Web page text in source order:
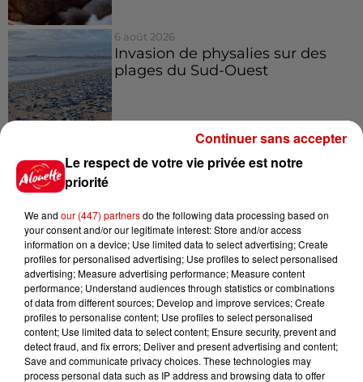
6 août 2026
Invasion de physalies sur des
plages du Sud-Ouest
À LA UNE : affaire Manon
Jeux Voir plus
Gagnez vos places pour le
Festival du Roi Arthur 2026 !
Le respect de votre vie privée est notre
priorité
We and our (447) partnersdo the following data processing based on
your consent and/or our legitimate interest: Store and/or access
information on a device; Use limited data to select advertising; Create
profiles for personalised advertising; Use profiles to select personalised
advertising; Measure advertising performance; Measure content
performance; Understand audiences through statistics or combinations
of data from different sources; Develop and improve services; Create
profiles to personalise content; Use profiles to select personalised
content; Use limited data to select content; Ensure security, prevent and
detect fraud, and fix errors; Deliver and present advertising and content;
Save and communicate privacy choices. These technologies may
process personal data such as IP address and browsing data to offer
Continuer sans accepter